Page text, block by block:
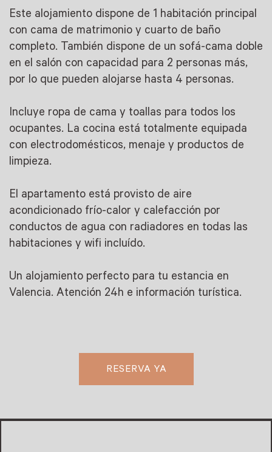
Este alojamiento dispone de 1 habitación principal
con cama de matrimonio y cuarto de baño
completo. También dispone de un sofá-cama doble
en el salón con capacidad para 2 personas más,
por lo que pueden alojarse hasta 4 personas.
Incluye ropa de cama y toallas para todos los
ocupantes. La cocina está totalmente equipada
con electrodomésticos, menaje y productos de
limpieza.
El apartamento está provisto de aire
acondicionado frío-calor y calefacción por
conductos de agua con radiadores en todas las
habitaciones y wifi incluído.
Un alojamiento perfecto para tu estancia en
Valencia. Atención 24h e información turística.
RESERVA YA